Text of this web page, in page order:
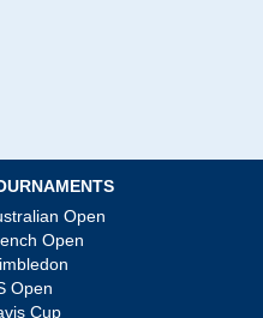
Open
Open
Open
Cup